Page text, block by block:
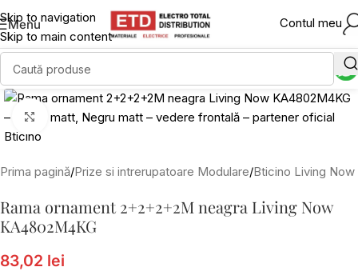
Skip to navigation
Skip to main content
Menu Contul meu
Click to enlarge
Prima pagină/Prize si intrerupatoare Modulare/Bticino Living Now
Rama ornament 2+2+2+2M neagra Living Now
KA4802M4KG
83,02 lei